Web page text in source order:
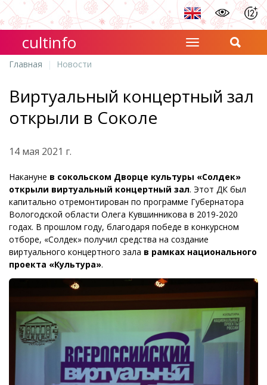
cultinfo
Главная Новости
Виртуальный концертный зал
открыли в Соколе
14 мая 2021 г.
Накануне в сокольском Дворце культуры «Солдек»
открыли виртуальный концертный зал. Этот ДК был
капитально отремонтирован по программе Губернатора
Вологодской области Олега Кувшинникова в 2019-2020
годах. В прошлом году, благодаря победе в конкурсном
отборе, «Солдек» получил средства на создание
виртуального концертного зала в рамках национального
проекта «Культура».